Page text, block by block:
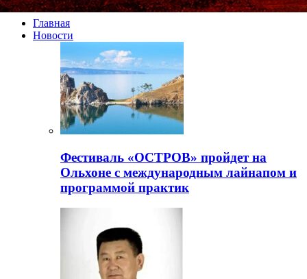
Главная
Новости
Фестиваль «ОСТРОВ» пройдет на
Ольхоне с международным лайнапом и
программой практик